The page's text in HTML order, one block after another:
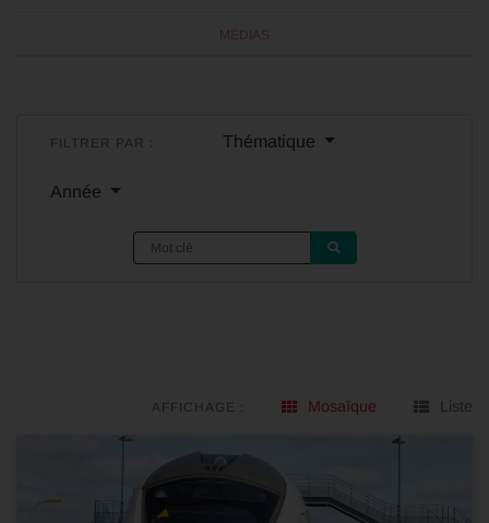
MÉDIAS
FILTRER PAR : Thématique
Année
AFFICHAGE : Mosaïque Liste